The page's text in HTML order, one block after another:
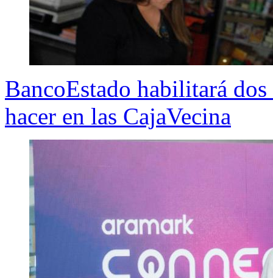
BancoEstado habilitará
hacer en las CajaVecina